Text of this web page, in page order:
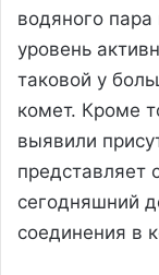
водяного пара
уровень
таковой у
комет. Кроме
выявили
представляет
сегодняшний
соединения в